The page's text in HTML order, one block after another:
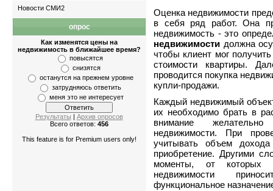
Новости СМИ2
опрос
Как изменятся цены на
недвижимость в ближайшее время?
повысятся
снизятся
останутся на прежнем уровне
затрудняюсь ответить
меня это не интересует
Результаты | Архив опросов
Всего ответов: 456
This feature is for Premium users only!
Оценка недвижимости
в себя ряд работ. Она
недвижимость - это
недвижимости должна
чтобы клиент мог
стоимости квартиры.
проводится покупка
купли-продажи.
Каждый недвижимый
их необходимо брать в
внимание
недвижимости. При
учитывать объем
приобретение. Другими
моменты, от которых
недвижимости
функциональное